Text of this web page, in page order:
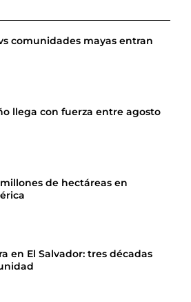
comunidades mayas entran
llega con fuerza entre agosto
de hectáreas en
en El Salvador: tres décadas